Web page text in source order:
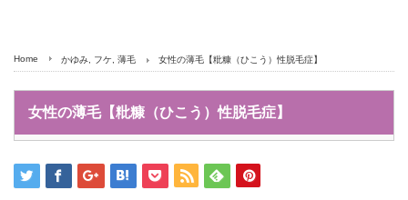
Home かゆみ フケ 薄毛 女性の薄毛【粃糠（ひこう）性脱毛症】
女性の薄毛【粃糠（ひこう）性脱毛症】